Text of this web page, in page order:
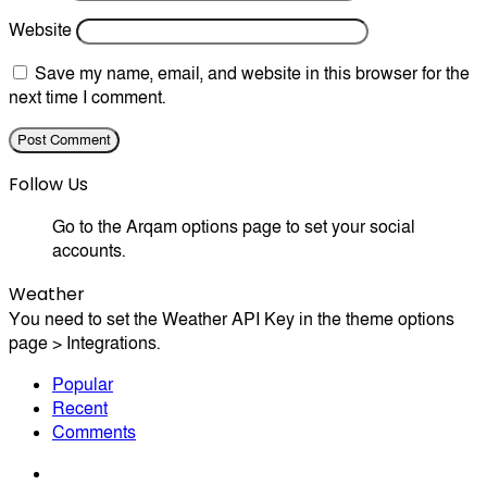
Website
Save my name, email, and website in this browser for the
next time I comment.
Follow Us
Go to the Arqam options page to set your social
accounts.
Weather
You need to set the Weather API Key in the theme options
page > Integrations.
Popular
Recent
Comments